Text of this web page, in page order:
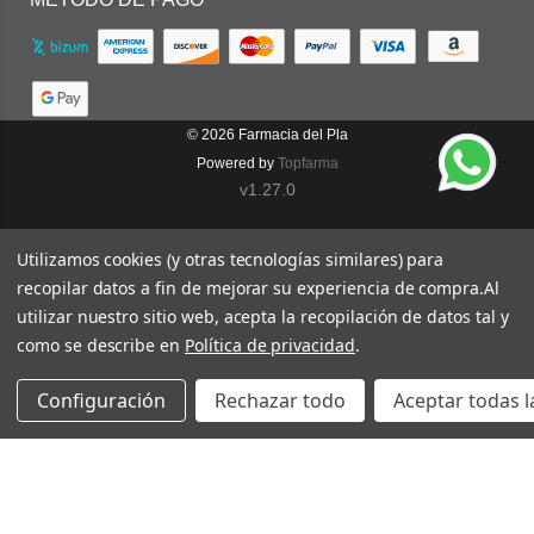
© 2026 Farmacia del Pla
Powered by Topfarma
v1.27.0
Utilizamos cookies (y otras tecnologías similares) para
recopilar datos a fin de mejorar su experiencia de compra.Al
utilizar nuestro sitio web, acepta la recopilación de datos tal y
como se describe en Política de privacidad.
Configuración Rechazar todo Aceptar todas